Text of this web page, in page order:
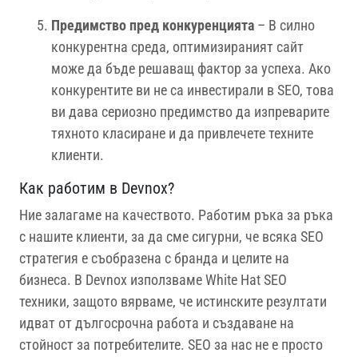
Предимство пред конкуренцията– В силно
конкурентна среда, оптимизираният сайт
може да бъде решаващ фактор за успеха. Ако
конкурентите ви не са инвестирали в SEO, това
ви дава сериозно предимство да изпреварите
тяхното класиране и да привлечете техните
клиенти.
Как работим в Devnox?
Ние залагаме на качеството. Работим ръка за ръка
с нашите клиенти, за да сме сигурни, че всяка SEO
стратегия е съобразена с бранда и целите на
бизнеса. В Devnox използваме White Hat SEO
техники, защото вярваме, че истинските резултати
идват от дългосрочна работа и създаване на
стойност за потребителите. SEO за нас не е просто